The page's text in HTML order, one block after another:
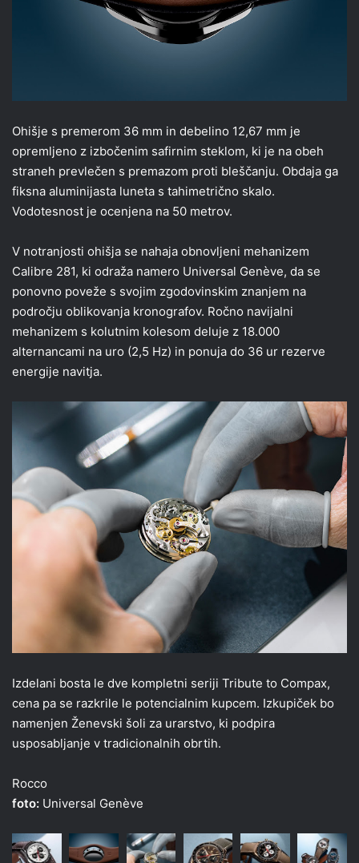
Ohišje s premerom 36 mm in debelino 12,67 mm je
opremljeno z izbočenim safirnim steklom, ki je na obeh
straneh prevlečen s premazom proti bleščanju. Obdaja ga
fiksna aluminijasta luneta s tahimetrično skalo.
Vodotesnost je ocenjena na 50 metrov.
V notranjosti ohišja se nahaja obnovljeni mehanizem
Calibre 281, ki odraža namero Universal Genève, da se
ponovno poveže s svojim zgodovinskim znanjem na
področju oblikovanja kronografov. Ročno navijalni
mehanizem s kolutnim kolesom deluje z 18.000
alternancami na uro (2,5 Hz) in ponuja do 36 ur rezerve
energije navitja.
Izdelani bosta le dve kompletni seriji Tribute to Compax,
cena pa se razkrile le potencialnim kupcem. Izkupiček bo
namenjen Ženevski šoli za urarstvo, ki podpira
usposabljanje v tradicionalnih obrtih.
Rocco
foto: Universal Genève